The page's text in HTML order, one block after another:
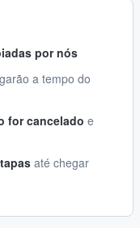
por nós
a tempo do
for cancelado e
até chegar